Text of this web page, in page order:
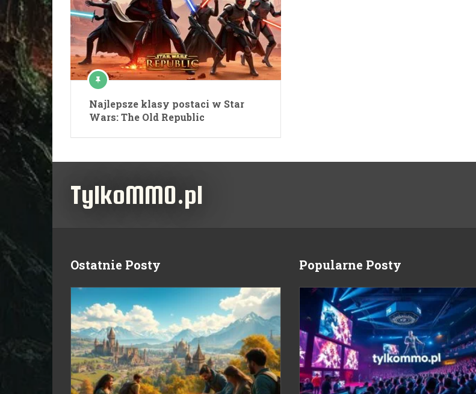
Najlepsze klasy postaci w Star
Wars: The Old Republic
TylkoMMO.pl
Ostatnie Posty Popularne Posty